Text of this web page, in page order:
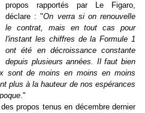
propos rapportés par Le Figaro,
déclare : "On verra si on renouvelle
le contrat, mais en tout cas pour
l'instant les chiffres de la Formule 1
ont été en décroissance constante
depuis plusieurs années. Il faut bien
sont de moins en moins en moins
plus à la hauteur de nos espérances
."
propos tenus en décembre dernier